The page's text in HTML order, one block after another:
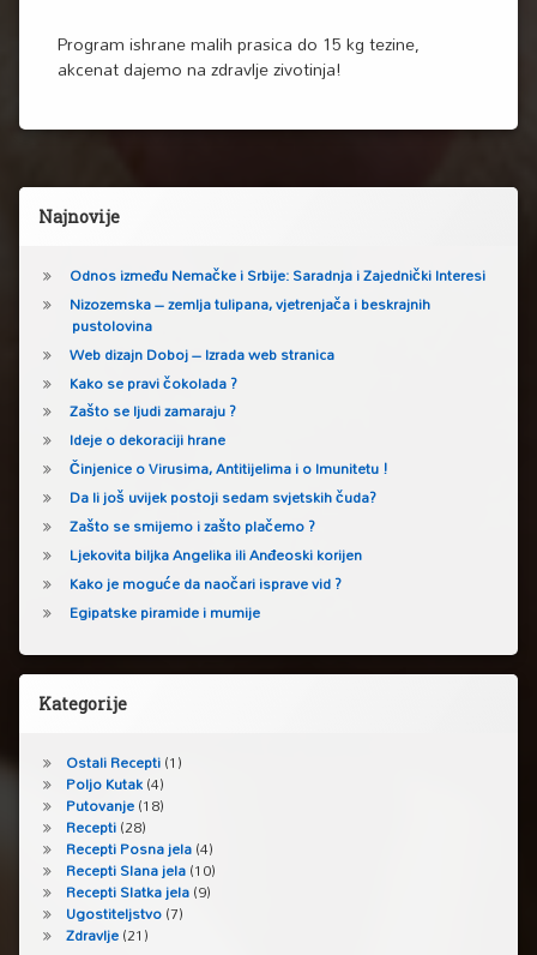
Program ishrane malih prasica do 15 kg tezine,
akcenat dajemo na zdravlje zivotinja!
Lijeva bočna traka
Najnovije
Odnos između Nemačke i Srbije: Saradnja i Zajednički Interesi
Nizozemska – zemlja tulipana, vjetrenjača i beskrajnih
pustolovina
Web dizajn Doboj – Izrada web stranica
Kako se pravi čokolada ?
Zašto se ljudi zamaraju ?
Ideje o dekoraciji hrane
Činjenice o Virusima, Antitijelima i o Imunitetu !
Da li još uvijek postoji sedam svjetskih čuda?
Zašto se smijemo i zašto plačemo ?
Ljekovita biljka Angelika ili Anđeoski korijen
Kako je moguće da naočari isprave vid ?
Egipatske piramide i mumije
Kategorije
Ostali Recepti(1)
Poljo Kutak(4)
Putovanje(18)
Recepti(28)
Recepti Posna jela(4)
Recepti Slana jela(10)
Recepti Slatka jela(9)
Ugostiteljstvo(7)
Zdravlje(21)